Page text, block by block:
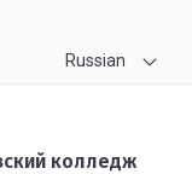
Russian
колледж